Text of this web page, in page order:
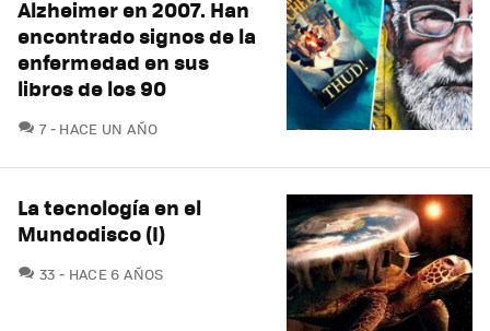
Alzheimer en 2007. Han
encontrado signos de la
enfermedad en sus
libros de los 90
7COMENTARIOS
HACE UN AÑO
La tecnología en el
Mundodisco (I)
33 COMENTARIOS
HACE 6 AÑOS